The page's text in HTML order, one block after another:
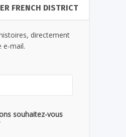
FRENCH DISTRICT
directement
e-mail.
souhaitez-vous